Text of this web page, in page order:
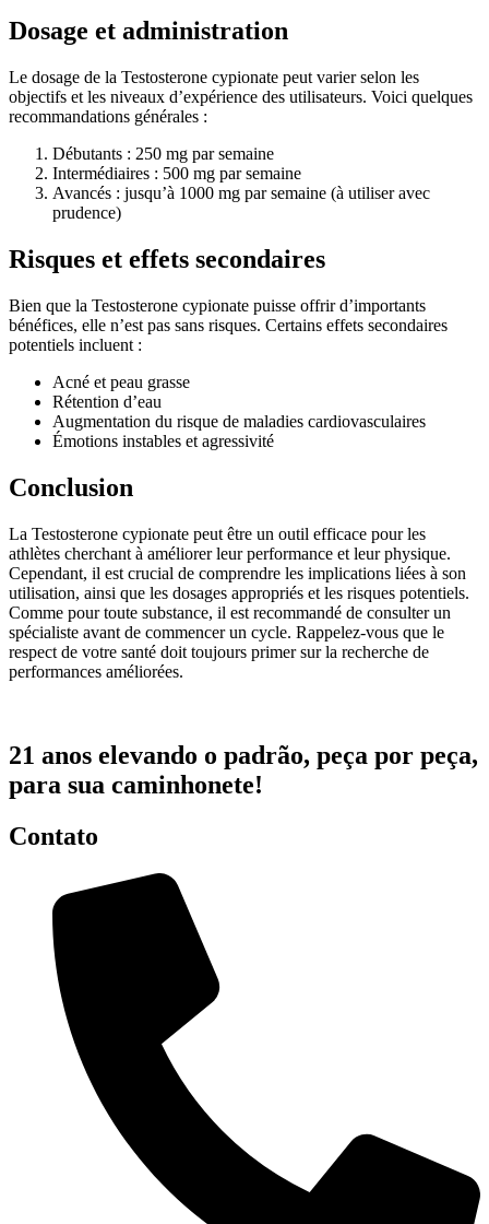
Dosage et administration
Le dosage de la Testosterone cypionate peut varier selon les
objectifs et les niveaux d’expérience des utilisateurs. Voici quelques
recommandations générales :
Débutants : 250 mg par semaine
Intermédiaires : 500 mg par semaine
Avancés : jusqu’à 1000 mg par semaine (à utiliser avec
prudence)
Risques et effets secondaires
Bien que la Testosterone cypionate puisse offrir d’importants
bénéfices, elle n’est pas sans risques. Certains effets secondaires
potentiels incluent :
Acné et peau grasse
Rétention d’eau
Augmentation du risque de maladies cardiovasculaires
Émotions instables et agressivité
Conclusion
La Testosterone cypionate peut être un outil efficace pour les
athlètes cherchant à améliorer leur performance et leur physique.
Cependant, il est crucial de comprendre les implications liées à son
utilisation, ainsi que les dosages appropriés et les risques potentiels.
Comme pour toute substance, il est recommandé de consulter un
spécialiste avant de commencer un cycle. Rappelez-vous que le
respect de votre santé doit toujours primer sur la recherche de
performances améliorées.
21 anos elevando o padrão, peça por peça,
para sua caminhonete!
Contato